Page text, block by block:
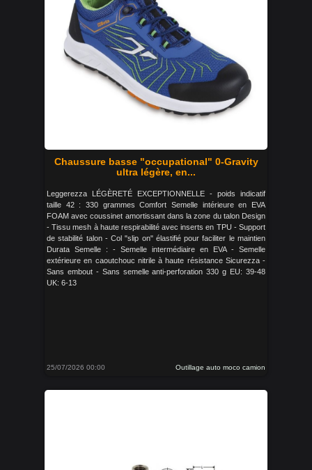
Chaussure basse "occupational" 0-Gravity
ultra légère, en...
Leggerezza LÉGÈRETÉ EXCEPTIONNELLE - poids indicatif
taille 42 : 330 grammes Comfort Semelle intérieure en EVA
FOAM avec coussinet amortissant dans la zone du talon Design
- Tissu mesh à haute respirabilité avec inserts en TPU - Support
de stabilité talon - Col "slip on" élastifié pour faciliter le maintien
Durata Semelle : - Semelle intermédiaire en EVA - Semelle
extérieure en caoutchouc nitrile à haute résistance Sicurezza -
Sans embout - Sans semelle anti-perforation 330 g EU: 39-48
UK: 6-13
25/07/2026 00:00 Outillage auto moco camion